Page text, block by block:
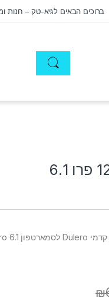
ברוכים הבאים לגיא-טק – חנות
₪